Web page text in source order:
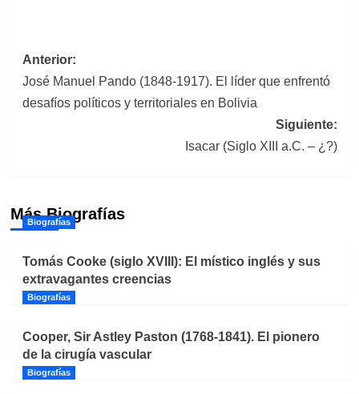
Navegación
de
entradas
Anterior:
José Manuel Pando (1848-1917). El líder que enfrentó
desafíos políticos y territoriales en Bolivia
Siguiente:
Isacar (Siglo XIII a.C. – ¿?)
Más Biografías
Biografías
Tomás Cooke (siglo XVIII): El místico inglés y sus
extravagantes creencias
Biografías
Cooper, Sir Astley Paston (1768-1841). El pionero
de la cirugía vascular
Biografías